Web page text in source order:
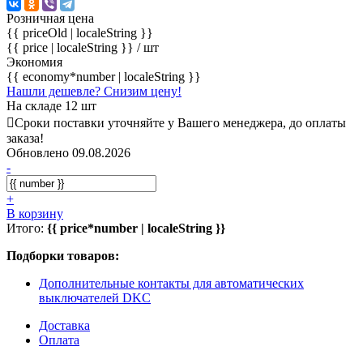
Розничная цена
{{ priceOld | localeString }}
{{ price | localeString }} / шт
Экономия
{{ economy*number | localeString }}
Нашли дешевле? Снизим цену!
На складе 12 шт
Сроки поставки уточняйте у Вашего менеджера, до оплаты
заказа!
Обновлено 09.08.2026
-
+
В корзину
Итого: {{ price*number | localeString }}
Подборки товаров:
Дополнительные контакты для автоматических
выключателей DKC
Доставка
Оплата